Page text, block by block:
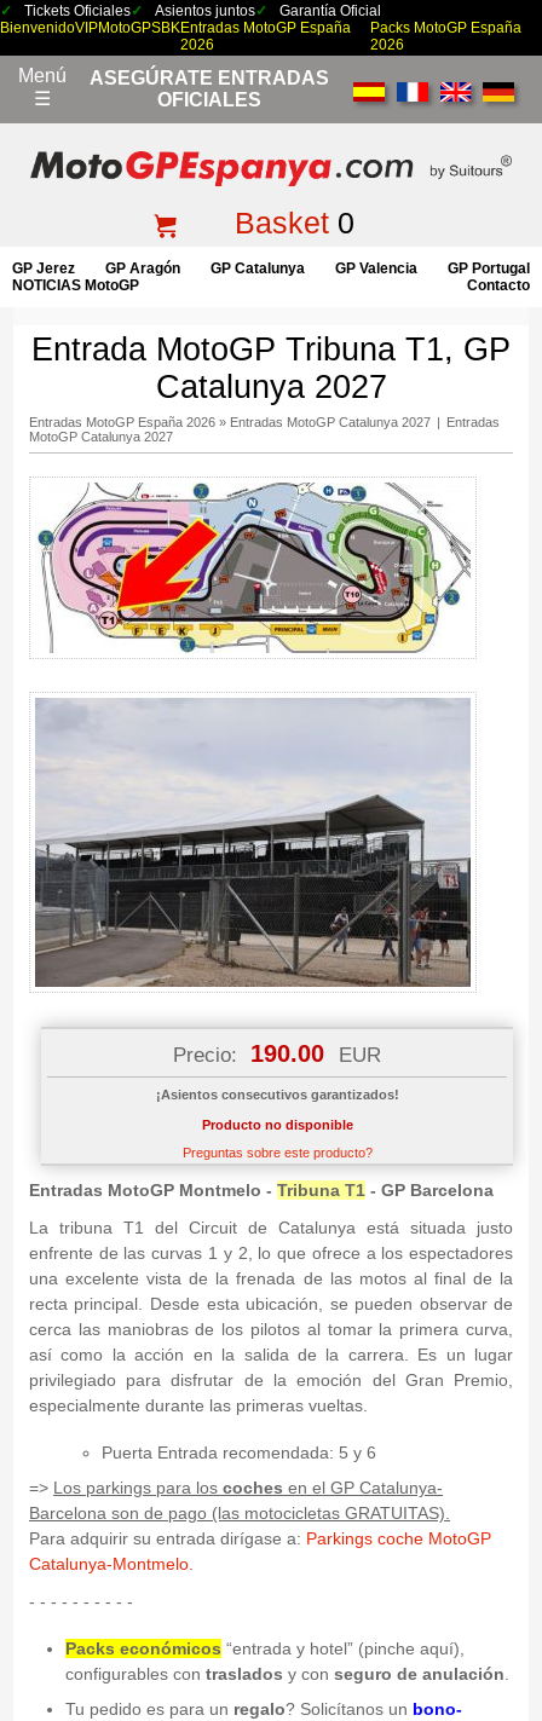
Tickets Oficiales Asientos juntos
Garantía Oficial
BienvenidoVIPMotoGPSBKEntradas MotoGP España
2026
Packs MotoGP España
2026
Menú
☰
ASEGÚRATE ENTRADAS
OFICIALES
Basket0
GP Jerez GP Aragón GP Catalunya GP Valencia
GP Portugal
NOTICIAS MotoGP
Contacto
Entrada MotoGP Tribuna T1, GP
Catalunya 2027
Entradas MotoGP España 2026» Entradas MotoGP Catalunya 2027 | Entradas
MotoGP Catalunya 2027
Precio: 190.00 EUR
¡Asientos consecutivos garantizados!
Producto no disponible
Preguntas sobre este producto?
Entradas MotoGP Montmelo - Tribuna T1- GP Barcelona
La tribuna T1 del Circuit de Catalunya está situada justo
enfrente de las curvas 1 y 2, lo que ofrece a los espectadores
una excelente vista de la frenada de las motos al final de la
recta principal. Desde esta ubicación, se pueden observar de
cerca las maniobras de los pilotos al tomar la primera curva,
así como la acción en la salida de la carrera. Es un lugar
privilegiado para disfrutar de la emoción del Gran Premio,
especialmente durante las primeras vueltas.
Puerta Entrada recomendada: 5 y 6
=> Los parkings para los coches en el GP Catalunya-
Barcelona son de pago (las motocicletas GRATUITAS).
Para adquirir su entrada dirígase a: Parkings coche MotoGP
Catalunya-Montmelo.
- - - - - - - - - -
Packs económicos “entrada y hotel” (pinche aquí),
configurables con traslados y con seguro de anulación
Tu pedido es para un regalo? Solicítanos un bono-